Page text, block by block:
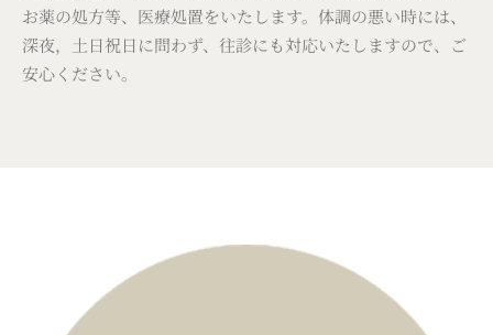
お薬の処方等、医療処置をいたします。体調の悪い時には、
深夜，土日祝日に問わず、往診にも対応いたしますので、ご
安心ください。